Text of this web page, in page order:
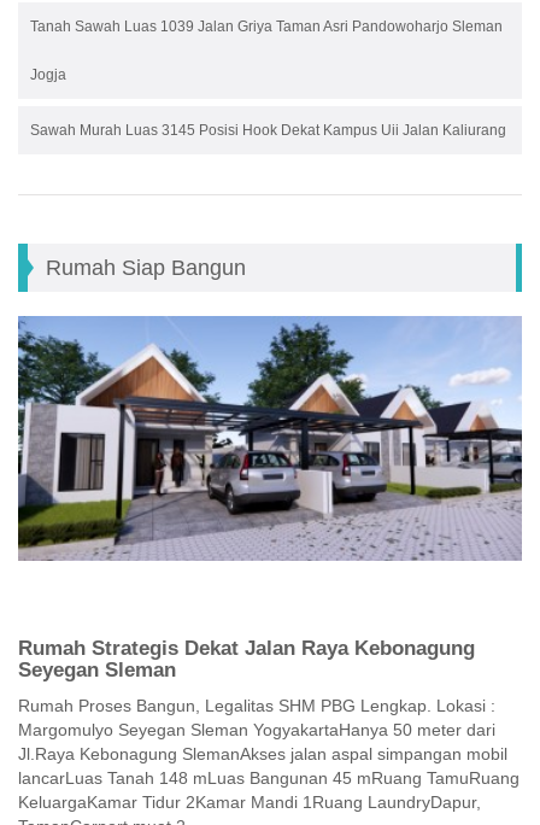
Tanah Sawah Luas 1039 Jalan Griya Taman Asri Pandowoharjo Sleman
Jogja
Sawah Murah Luas 3145 Posisi Hook Dekat Kampus Uii Jalan Kaliurang
Rumah Siap Bangun
Rumah Strategis Dekat Jalan Raya Kebonagung
Seyegan Sleman
Rumah Proses Bangun, Legalitas SHM PBG Lengkap. Lokasi :
Margomulyo Seyegan Sleman YogyakartaHanya 50 meter dari
Jl.Raya Kebonagung SlemanAkses jalan aspal simpangan mobil
lancarLuas Tanah 148 mLuas Bangunan 45 mRuang TamuRuang
KeluargaKamar Tidur 2Kamar Mandi 1Ruang LaundryDapur,